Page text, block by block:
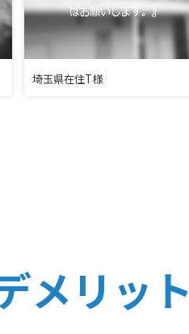
埼玉県在住T様
メリット